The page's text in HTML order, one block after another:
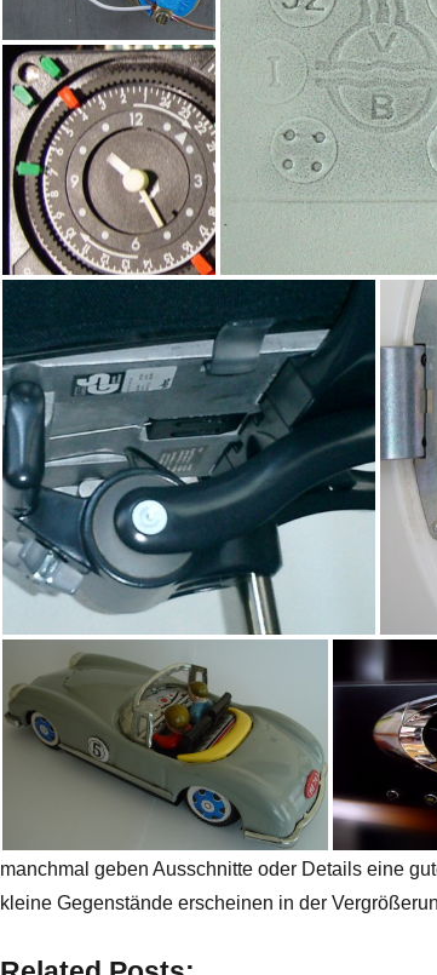
manchmal geben Ausschnitte oder Details eine
kleine Gegenstände erscheinen in der